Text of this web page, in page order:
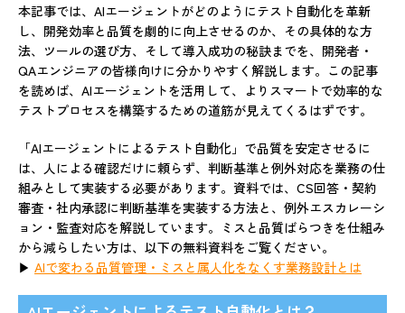
本記事では、AIエージェントがどのようにテスト自動化を革新
し、開発効率と品質を劇的に向上させるのか、その具体的な方
法、ツールの選び方、そして導入成功の秘訣までを、開発者・
QAエンジニアの皆様向けに分かりやすく解説します。この記事
を読めば、AIエージェントを活用して、よりスマートで効率的な
テストプロセスを構築するための道筋が見えてくるはずです。
「AIエージェントによるテスト自動化」で品質を安定させるに
は、人による確認だけに頼らず、判断基準と例外対応を業務の仕
組みとして実装する必要があります。資料では、CS回答・契約
審査・社内承認に判断基準を実装する方法と、例外エスカレーシ
ョン・監査対応を解説しています。ミスと品質ばらつきを仕組み
から減らしたい方は、以下の無料資料をご覧ください。
▶ AIで変わる品質管理・ミスと属人化をなくす業務設計とは